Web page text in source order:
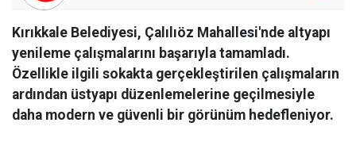
Kırıkkale Belediyesi, Çalılıöz Mahallesi'nde altyapı
yenileme çalışmalarını başarıyla tamamladı.
Özellikle ilgili sokakta gerçekleştirilen çalışmaların
ardından üstyapı düzenlemelerine geçilmesiyle
daha modern ve güvenli bir görünüm hedefleniyor.